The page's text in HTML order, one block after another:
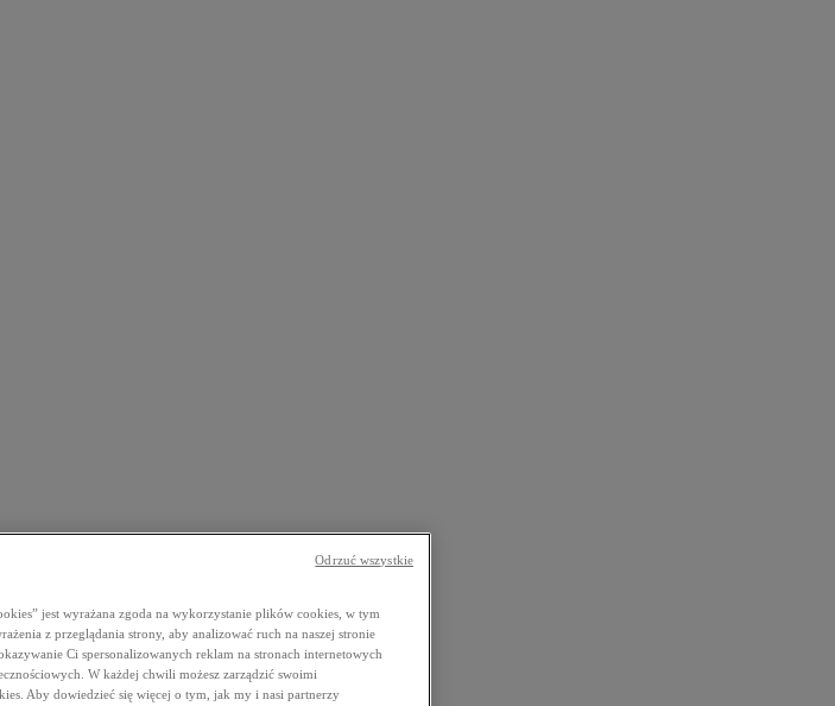
jest wyrażana zgoda na wykorzystanie plików cookies, w tym
z przeglądania strony, aby analizować ruch na naszej stronie
Ci spersonalizowanych reklam na stronach internetowych
W każdej chwili możesz zarządzić swoimi
Aby dowiedzieć się więcej o tym, jak my i nasi partnerzy
Odrzuć wszystkie